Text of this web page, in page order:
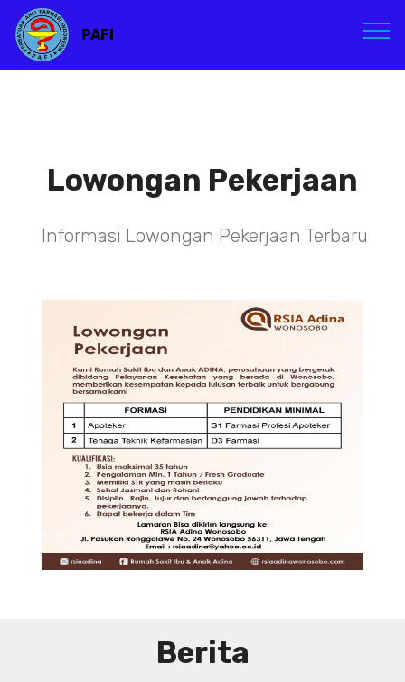
PAFI
Lowongan Pekerjaan
Informasi Lowongan Pekerjaan Terbaru
TENAGA TEKNIS
KEFARMASIAN DI RSIA ADINA
WONOSOBO
DIBUTUHKAN SEGERA TENAGA TEKNIS
KEFARMASIAN DI RUMAH SAKIT IBU
DAN ANAK ADINA WONOSOBO
SYARAT DAN KETENTUAN LIHAT
BROSUR
Berita